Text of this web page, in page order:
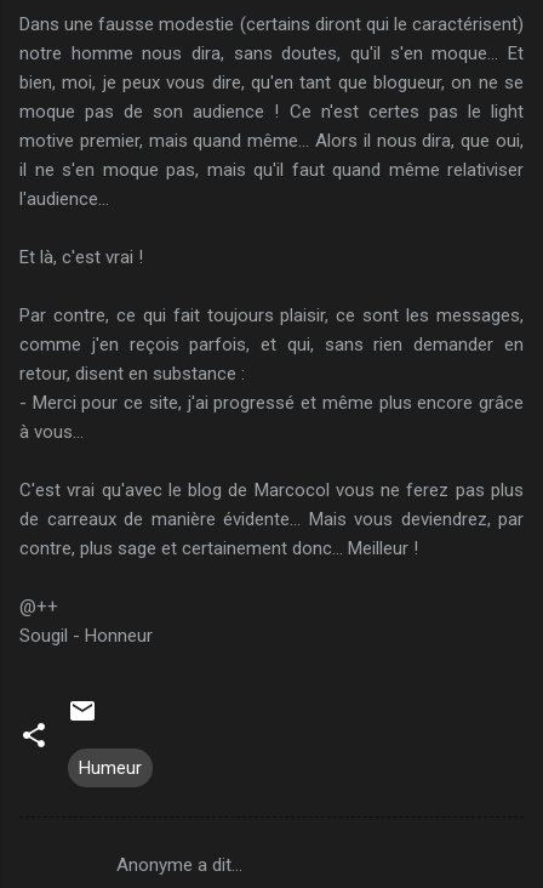
Dans une fausse modestie (certains diront qui le caractérisent)
notre homme nous dira, sans doutes, qu'il s'en moque... Et
bien, moi, je peux vous dire, qu'en tant que blogueur, on ne se
moque pas de son audience ! Ce n'est certes pas le light
motive premier, mais quand même... Alors il nous dira, que oui,
il ne s'en moque pas, mais qu'il faut quand même relativiser
l'audience...
Et là, c'est vrai !
Par contre, ce qui fait toujours plaisir, ce sont les messages,
comme j'en reçois parfois, et qui, sans rien demander en
retour, disent en substance :
- Merci pour ce site, j'ai progressé et même plus encore grâce
à vous...
C'est vrai qu'avec le blog de Marcocol vous ne ferez pas plus
de carreaux de manière évidente... Mais vous deviendrez, par
contre, plus sage et certainement donc... Meilleur !
@++
Sougil - Honneur
Humeur
Anonyme a dit…